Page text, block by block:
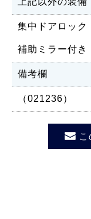
集中ドアロック
補助ミラー付き
備考欄
（021236）